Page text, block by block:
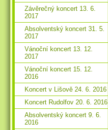
Závěrečný koncert 13. 6.
2017
Absolventský koncert 31. 5.
2017
Vánoční koncert 13. 12.
2017
Vánoční koncert 15. 12.
2016
Koncert v Lišově 24. 6. 2016
Koncert Rudolfov 20. 6. 2016
Absolventský koncert 9. 6.
2016